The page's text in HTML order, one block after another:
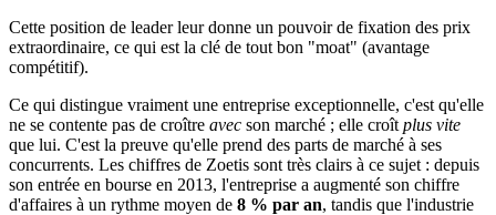
Cette position de leader leur donne un pouvoir de fixation des prix
extraordinaire, ce qui est la clé de tout bon "moat" (avantage
compétitif).
Ce qui distingue vraiment une entreprise exceptionnelle, c'est qu'elle
ne se contente pas de croître avec son marché ; elle croît plus vite
que lui. C'est la preuve qu'elle prend des parts de marché à ses
concurrents. Les chiffres de Zoetis sont très clairs à ce sujet : depuis
son entrée en bourse en 2013, l'entreprise a augmenté son chiffre
d'affaires à un rythme moyen de 8 % par an, tandis que l'industrie